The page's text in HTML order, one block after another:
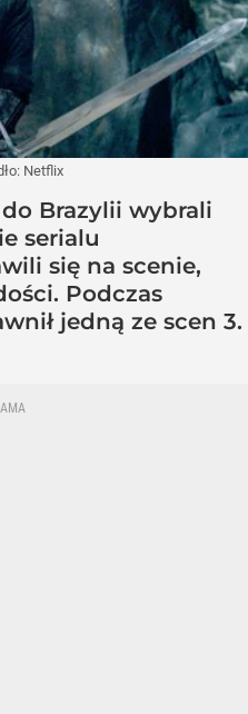
Netflix
Brazylii wybrali
serialu
się na scenie,
Podczas
jedną ze scen 3.